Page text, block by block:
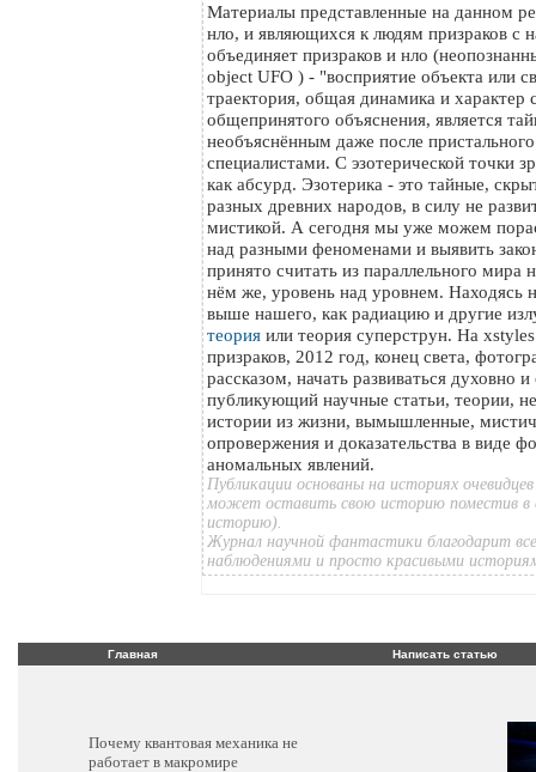
Материалы представленные на данном
нло, и являющихся к людям призраков с
объединяет призраков и нло
object UFO ) - "восприятие объекта или
траектория, общая динамика и характер
общепринятого объяснения, является
необъяснённым даже после
специалистами. С эзотерической точки
как абсурд. Эзотерика - это тайные,
разных древних народов, в силу не
мистикой. А сегодня мы уже можем
над разными феноменами и выявить
принято считать из параллельного мира
нём же, уровень над уровнем. Находясь
выше нашего, как радиацию и другие
теория или теория суперструн. На
призраков, 2012 год, конец света,
рассказом, начать развиваться духовно
публикующий научные статьи, теории,
истории из жизни, вымышленные,
опровержения и доказательства в виде
аномальных явлений.
Публикации основаны на историях
может оставить свою историю поместив в
историю).
Журнал научной фантастики благодарит
наблюдениями и просто красивыми
Главная Написать статью
Почему квантовая механика не
работает в макромире